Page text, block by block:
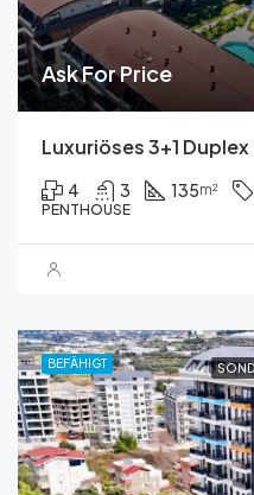
Ask For Price
4 3 135m²
PENTHOUSE
BEFÄHIGT